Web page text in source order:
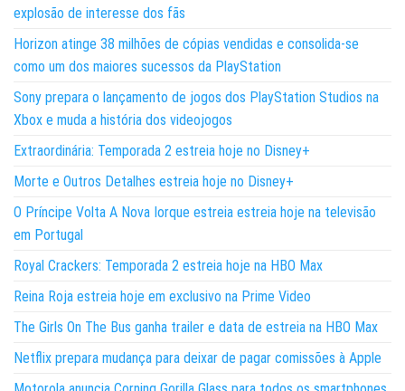
explosão de interesse dos fãs
Horizon atinge 38 milhões de cópias vendidas e consolida-se
como um dos maiores sucessos da PlayStation
Sony prepara o lançamento de jogos dos PlayStation Studios na
Xbox e muda a história dos videojogos
Extraordinária: Temporada 2 estreia hoje no Disney+
Morte e Outros Detalhes estreia hoje no Disney+
O Príncipe Volta A Nova Iorque estreia estreia hoje na televisão
em Portugal
Royal Crackers: Temporada 2 estreia hoje na HBO Max
Reina Roja estreia hoje em exclusivo na Prime Video
The Girls On The Bus ganha trailer e data de estreia na HBO Max
Netflix prepara mudança para deixar de pagar comissões à Apple